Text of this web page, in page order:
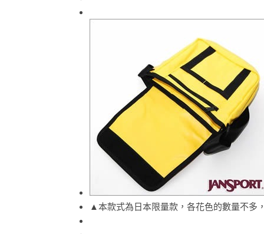
▲本款式為日本限量款，各花色的數量不多